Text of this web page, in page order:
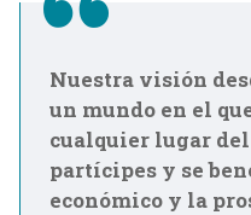
Nuestra visión
un mundo en el
cualquier lugar
partícipes y se
económico y la